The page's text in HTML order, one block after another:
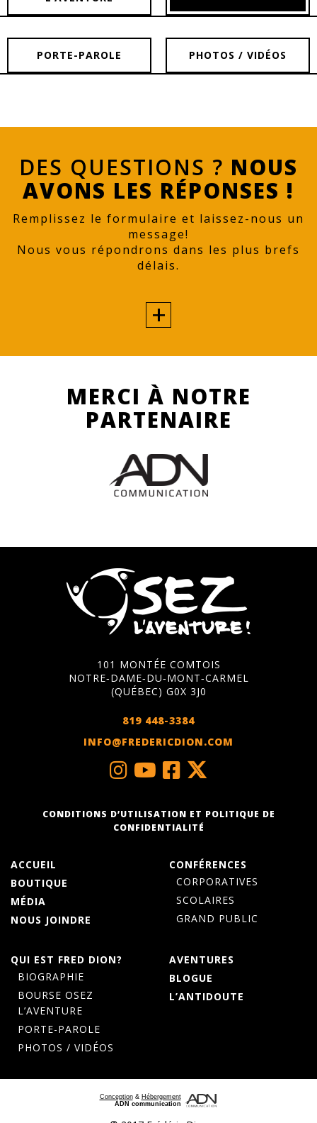
PORTE-PAROLE PHOTOS / VIDÉOS
DES QUESTIONS ? NOUS
AVONS LES RÉPONSES !
Remplissez le formulaire et laissez-nous un
message!
Nous vous répondrons dans les plus brefs
délais.
MERCI À NOTRE
PARTENAIRE
101 MONTÉE COMTOIS
NOTRE‑DAME‑DU‑MONT‑CARMEL
(QUÉBEC) G0X 3J0
819 448-3384
INFO@FREDERICDION.COM
CONDITIONS D’UTILISATION ET POLITIQUE DE
CONFIDENTIALITÉ
ACCUEIL
BOUTIQUE
MÉDIA
NOUS JOINDRE
CONFÉRENCES
CORPORATIVES
SCOLAIRES
GRAND PUBLIC
QUI EST FRED DION?
BIOGRAPHIE
BOURSE OSEZ
L’AVENTURE
PORTE-PAROLE
PHOTOS / VIDÉOS
AVENTURES
BLOGUE
L’ANTIDOUTE
Conception& Hébergement
ADN communication